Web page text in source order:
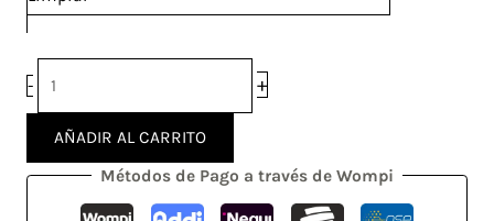
- +
AÑADIR AL CARRITO
Métodos de Pago a través de Wompi